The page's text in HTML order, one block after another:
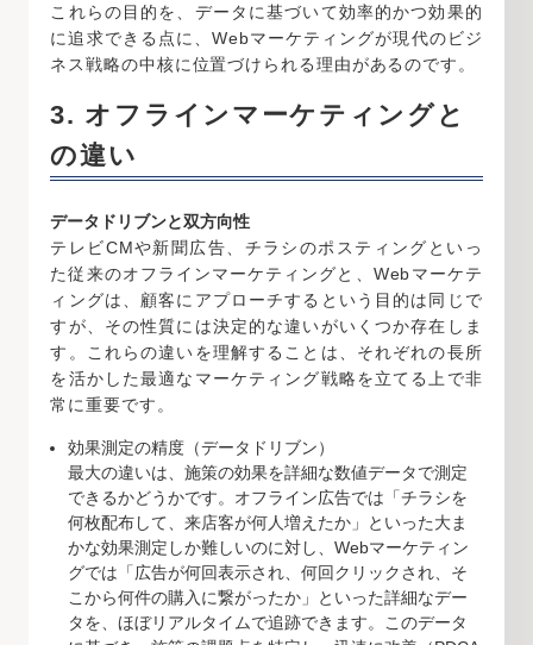
これらの目的を、データに基づいて効率的かつ効果的
に追求できる点に、Webマーケティングが現代のビジ
ネス戦略の中核に位置づけられる理由があるのです。
3. オフラインマーケティングと
の違い
データドリブンと双方向性
テレビCMや新聞広告、チラシのポスティングといっ
た従来のオフラインマーケティングと、Webマーケテ
ィングは、顧客にアプローチするという目的は同じで
すが、その性質には決定的な違いがいくつか存在しま
す。これらの違いを理解することは、それぞれの長所
を活かした最適なマーケティング戦略を立てる上で非
常に重要です。
効果測定の精度（データドリブン）
最大の違いは、施策の効果を詳細な数値データで測定
できるかどうかです。オフライン広告では「チラシを
何枚配布して、来店客が何人増えたか」といった大ま
かな効果測定しか難しいのに対し、Webマーケティン
グでは「広告が何回表示され、何回クリックされ、そ
こから何件の購入に繋がったか」といった詳細なデー
タを、ほぼリアルタイムで追跡できます。このデータ